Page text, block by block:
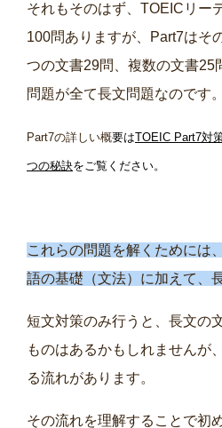
それもそのはず、TOEICリー
100問ありますが、Part7はそ
つの文書29問、複数の文書25
問題が全て長文問題なのです。
Part7の詳しい概要はTOEIC Part7対
つの秘訣をご覧ください。
これらの問題を解くためには
語の基礎（文法）に加えて、
短文対策のみ行うと、長文の
ものはあるかもしれませんが
る流れがあります。
その流れを理解することで初